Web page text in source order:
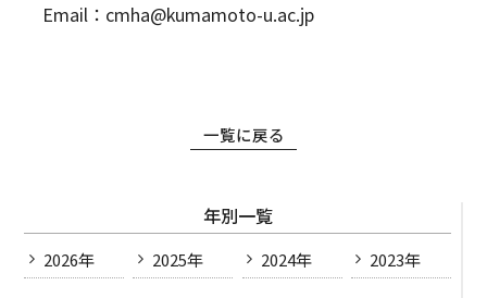
Email：cmha@kumamoto-u.ac.jp
一覧に戻る
年別一覧
2026年 2025年 2024年 2023年